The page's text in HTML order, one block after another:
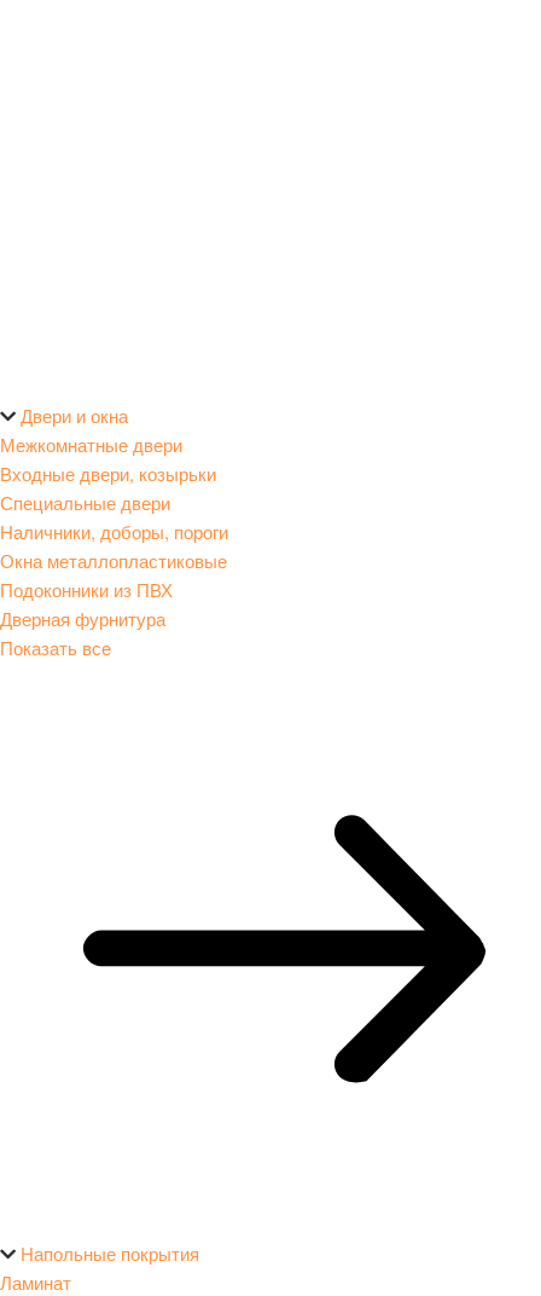
Двери и окна
Межкомнатные двери
Входные двери, козырьки
Специальные двери
Наличники, доборы, пороги
Окна металлопластиковые
Подоконники из ПВХ
Дверная фурнитура
Показать все
Напольные покрытия
Ламинат